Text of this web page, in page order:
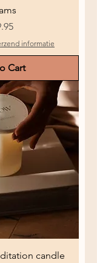
informatie
Cart
candle